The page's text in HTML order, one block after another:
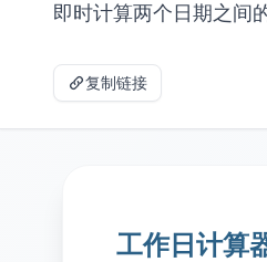
即时计算两个日期之间
复制链接
工作日计算